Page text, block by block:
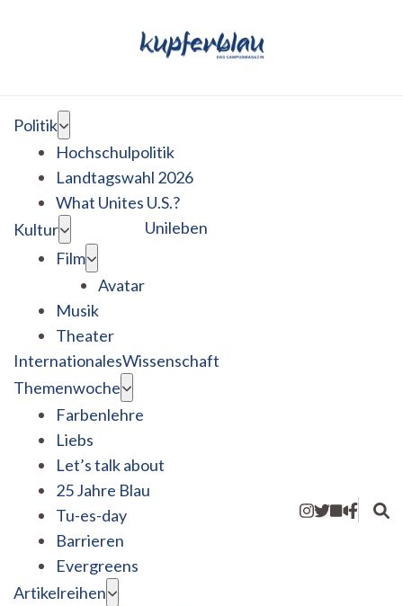
Politik
Hochschulpolitik
Landtagswahl 2026
What Unites U.S.?
Kultur
Film
Avatar
Musik
Theater
Unileben
InternationalesWissenschaft
Themenwoche
Farbenlehre
Liebs
Let’s talk about
25 Jahre Blau
Tu-es-day
Barrieren
Evergreens
Artikelreihen